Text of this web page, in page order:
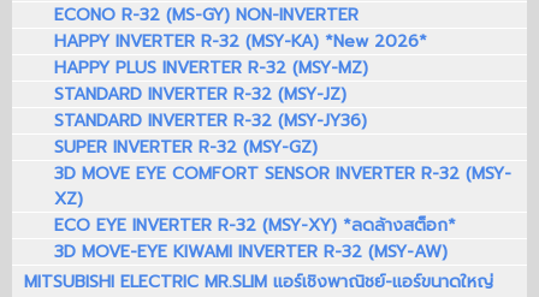
ECONO R-32 (MS-GY) NON-INVERTER
HAPPY INVERTER R-32 (MSY-KA) *New 2026*
HAPPY PLUS INVERTER R-32 (MSY-MZ)
STANDARD INVERTER R-32 (MSY-JZ)
STANDARD INVERTER R-32 (MSY-JY36)
SUPER INVERTER R-32 (MSY-GZ)
3D MOVE EYE COMFORT SENSOR INVERTER R-32 (MSY-
XZ)
ECO EYE INVERTER R-32 (MSY-XY) *ลดล้างสต็อก*
3D MOVE-EYE KIWAMI INVERTER R-32 (MSY-AW)
MITSUBISHI ELECTRIC MR.SLIM แอร์เชิงพาณิชย์-แอร์ขนาดใหญ่